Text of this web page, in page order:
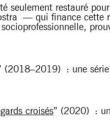
seulement restauré
— qui finance cette
socioprofessionnelle,
(2018–2019) : une série
croisés” (2020) :